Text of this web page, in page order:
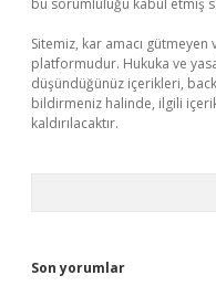
bu sorumluluğu kabul etmiş
Sitemiz, kar amacı
platformudur. Hukuka ve
düşündüğünüz içerikleri,
bildirmeniz halinde, ilgili
kaldırılacaktır.
Son yorumlar